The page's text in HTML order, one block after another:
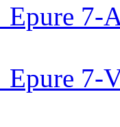
7-
7-